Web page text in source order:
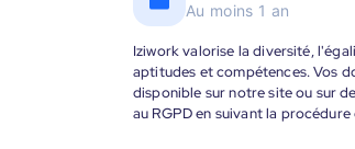
Au moins 1 an
Iziwork valorise la diversité,
aptitudes et compétences. Vos
disponible sur notre site ou sur
au RGPD en suivant la